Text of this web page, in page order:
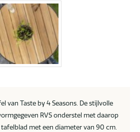
van Taste by 4 Seasons. De stijlvolle
RVS onderstel met daarop
met een diameter van 90 cm.